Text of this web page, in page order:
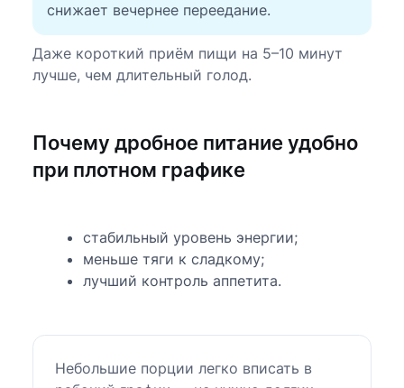
снижает вечернее переедание.
Даже короткий приём пищи на 5–10 минут
лучше, чем длительный голод.
Почему дробное питание удобно
при плотном графике
стабильный уровень энергии;
меньше тяги к сладкому;
лучший контроль аппетита.
Небольшие порции легко вписать в